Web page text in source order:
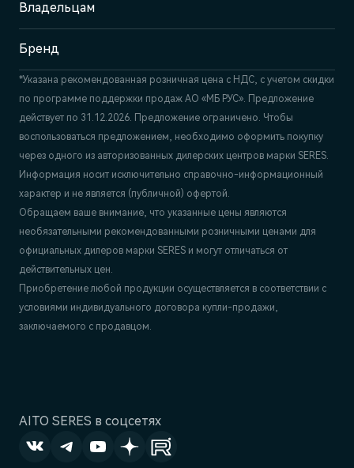
AITO SERES в соцсетях
+7 (812) 220-43-74
Владельцам
Бренд
*Указана рекомендованная розничная цена c НДС, с учетом скидки
по программе поддержки продаж АО «МБ РУС». Предложение
действует по 31.12.2026. Предложение ограничено. Чтобы
воспользоваться предложением, необходимо оформить покупку
через одного из авторизованных дилерских центров марки SERES.
Информация носит исключительно справочно-информационный
характер и не является (публичной) офертой.
Обращаем ваше внимание, что указанные цены являются
необязательными рекомендованными розничными ценами для
официальных дилеров марки SERES и могут отличаться от
действительных цен.
Приобретение любой продукции осуществляется в соответствии с
условиями индивидуального договора купли-продажи,
заключаемого с продавцом.